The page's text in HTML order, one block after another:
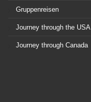
Gruppenreisen
Journey through the USA
Journey through Canada